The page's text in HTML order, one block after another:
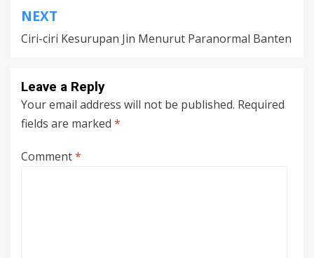
NEXT
Ciri-ciri Kesurupan Jin Menurut Paranormal Banten
Leave a Reply
Your email address will not be published. Required
fields are marked *
Comment*